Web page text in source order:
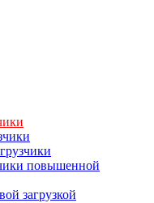
повышенной
загрузкой